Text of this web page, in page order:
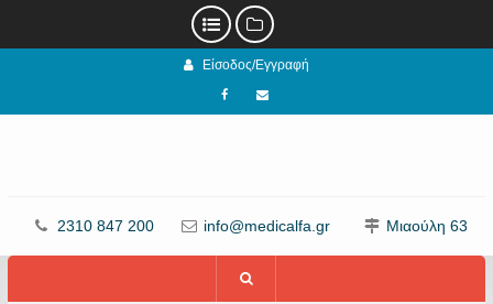
Είσοδος/Εγγραφή
Facebook
email
2310 847 200 info@medicalfa.gr Μιαούλη 63